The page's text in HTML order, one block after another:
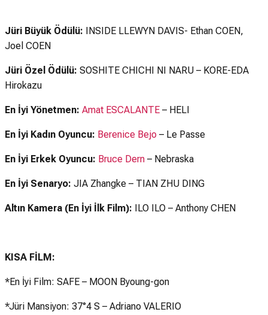
Jüri Büyük Ödülü: INSIDE LLEWYN DAVIS- Ethan COEN,
Joel COEN
Jüri Özel Ödülü: SOSHITE CHICHI NI NARU – KORE-EDA
Hirokazu
En İyi Yönetmen: Amat ESCALANTE – HELI
En İyi Kadın Oyuncu: Berenice Bejo – Le Passe
En İyi Erkek Oyuncu: Bruce Dern – Nebraska
En İyi Senaryo: JIA Zhangke – TIAN ZHU DING
Altın Kamera (En İyi İlk Film): ILO ILO – Anthony CHEN
KISA FİLM:
*En İyi Film: SAFE – MOON Byoung-gon
*Jüri Mansiyon: 37°4 S – Adriano VALERIO